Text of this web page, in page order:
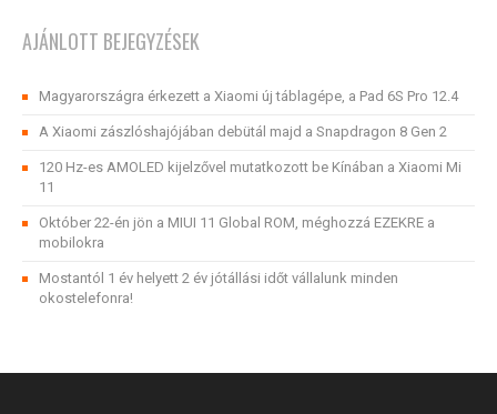
AJÁNLOTT BEJEGYZÉSEK
Magyarországra érkezett a Xiaomi új táblagépe, a Pad 6S Pro 12.4
A Xiaomi zászlóshajójában debütál majd a Snapdragon 8 Gen 2
120 Hz-es AMOLED kijelzővel mutatkozott be Kínában a Xiaomi Mi
11
Október 22-én jön a MIUI 11 Global ROM, méghozzá EZEKRE a
mobilokra
Mostantól 1 év helyett 2 év jótállási időt vállalunk minden
okostelefonra!